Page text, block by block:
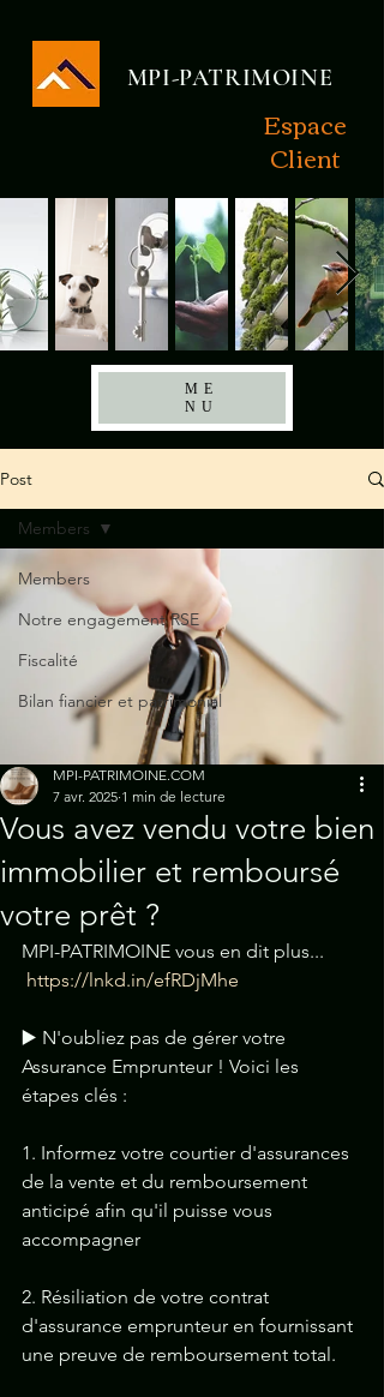
MPI-PATRIMOINE
ME
NU
Espace
Client
Post
Members
Notre engagement RSE
Fiscalité
Bilan fiancier et patrimonial
Members
Vous avez vendu votre bien
immobilier et remboursé
votre prêt ?
MPI-PATRIMOINE.COM
7 avr. 2025 1 min de lecture
MPI-PATRIMOINE vous en dit plus...
https://lnkd.in/efRDjMhe
▶️ N'oubliez pas de gérer votre
Assurance Emprunteur ! Voici les
étapes clés :
1. Informez votre courtier d'assurances
de la vente et du remboursement
anticipé afin qu'il puisse vous
accompagner
2. Résiliation de votre contrat
d'assurance emprunteur en fournissant
une preuve de remboursement total.